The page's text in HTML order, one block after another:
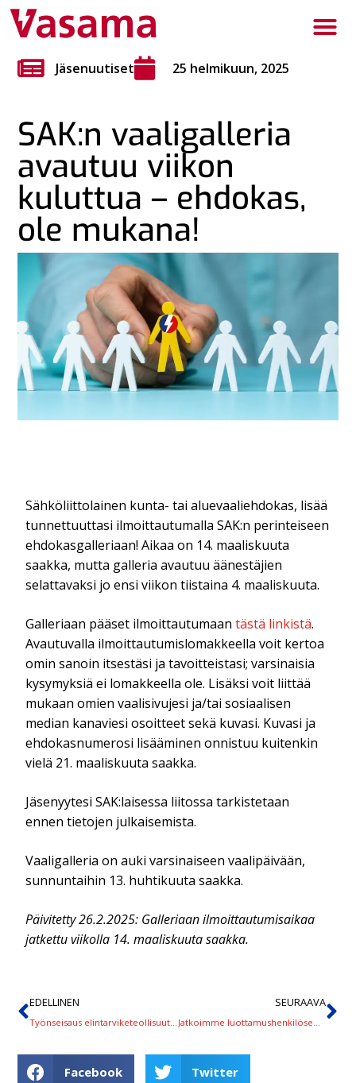
Jäsenuutiset 25 helmikuun, 2025
SAK:n vaaligalleria
avautuu viikon
kuluttua – ehdokas,
ole mukana!
Sähköliittolainen kunta- tai aluevaaliehdokas, lisää
tunnettuuttasi ilmoittautumalla SAK:n perinteiseen
ehdokasgalleriaan! Aikaa on 14. maaliskuuta
saakka, mutta galleria avautuu äänestäjien
selattavaksi jo ensi viikon tiistaina 4. maaliskuuta.
Galleriaan pääset ilmoittautumaantästä linkistä.
Avautuvalla ilmoittautumislomakkeella voit kertoa
omin sanoin itsestäsi ja tavoitteistasi; varsinaisia
kysymyksiä ei lomakkeella ole. Lisäksi voit liittää
mukaan omien vaalisivujesi ja/tai sosiaalisen
median kanaviesi osoitteet sekä kuvasi. Kuvasi ja
ehdokasnumerosi lisääminen onnistuu kuitenkin
vielä 21. maaliskuuta saakka.
Jäsenyytesi SAK:laisessa liitossa tarkistetaan
ennen tietojen julkaisemista.
Vaaligalleria on auki varsinaiseen vaalipäivään,
sunnuntaihin 13. huhtikuuta saakka.
Päivitetty 26.2.2025: Galleriaan ilmoittautumisaikaa
jatkettu viikolla 14. maaliskuuta saakka.
EDELLINEN SEURAAVA
Facebook Twitter